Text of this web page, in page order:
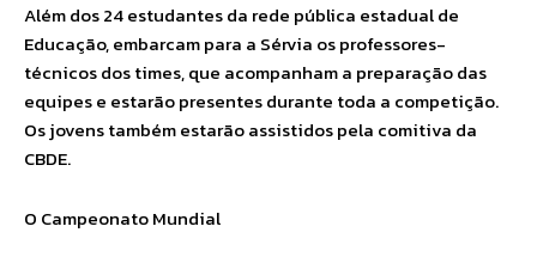
Além dos 24 estudantes da rede pública estadual de
Educação, embarcam para a Sérvia os professores-
técnicos dos times, que acompanham a preparação das
equipes e estarão presentes durante toda a competição.
Os jovens também estarão assistidos pela comitiva da
CBDE.
O Campeonato Mundial